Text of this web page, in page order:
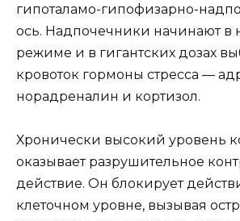
гипоталамо-гипофизарно-
ось. Надпочечники начинают в
режиме и в гигантских дозах
кровоток гормоны стресса —
норадреналин и кортизол.
Хронически высокий уровень
оказывает разрушительное
действие. Он блокирует
клеточном уровне, вызывая